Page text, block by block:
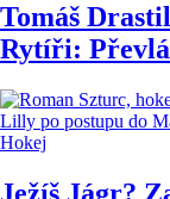
Tomáš
Rytíři:
Hokej